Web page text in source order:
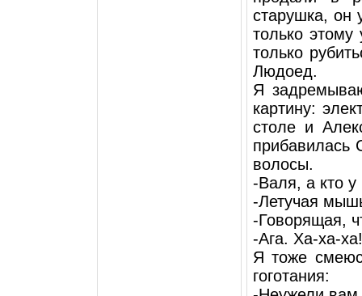
старушка, он
только
только
Людоед.
Я
картину:
столе и
прибавилась
волосы.
-Валя, а кто у
-Летучая
-Говорящая,
-Ага. Ха-ха-
Я тоже
гоготания: